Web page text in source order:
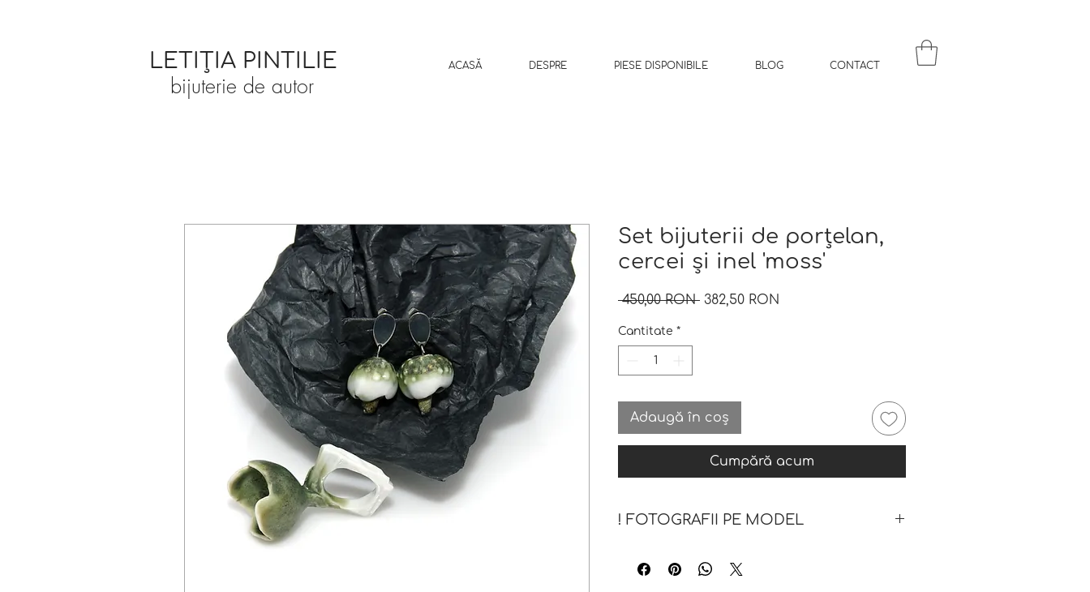
LETIȚIA PINTILIE
bijuterie de autor
ACASĂ DESPRE PIESE DISPONIBILE BLOG CONTACT
Set bijuterii de porțelan,
cercei și inel 'moss'
450,00 RON Preț
382,50 RON
Cantitate *
Adaugă în coș
Cumpără acum
! FOTOGRAFII PE MODEL
bijuteriilor poate diferi ușor față de realitate -